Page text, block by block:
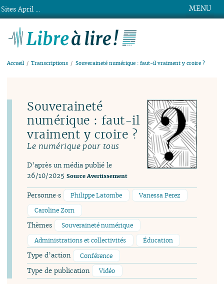
MENU
Accueil Transcriptions Souveraineté numérique : faut-il vraiment y croire ?
Souveraineté
numérique : faut-il
vraiment y croire ?
Le numérique pour tous
D’après un média publié le
26/10/2025 Source Avertissement
Personne·s Philippe Latombe
Vanessa Perez
Caroline Zorn
Thèmes
Souveraineté numérique
Administrations et collectivités
Éducation
Type d’action Conférence
Type de publication Vidéo
Sites April ...